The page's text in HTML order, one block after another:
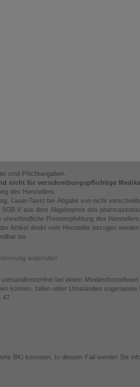
sind Pflichtangaben.
nicht für verschreibungspflichtige
des Herstellers.
Lauer-Taxe) bei Abgabe von nicht
V aus dem Abgabepreis des
unverbindliche Preisempfehlung des Herstellers.
Artikel direkt vom Hersteller bezogen werden
bis.
widerrufen
bei einem
können, fallen unter Umständen sogenannte
47
BK) kommen. In diesem Fall werden Sie